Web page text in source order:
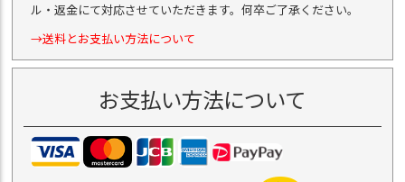
ル・返金にて対応させていただきます。何卒ご了承ください。
→送料とお支払い方法について
お支払い方法について